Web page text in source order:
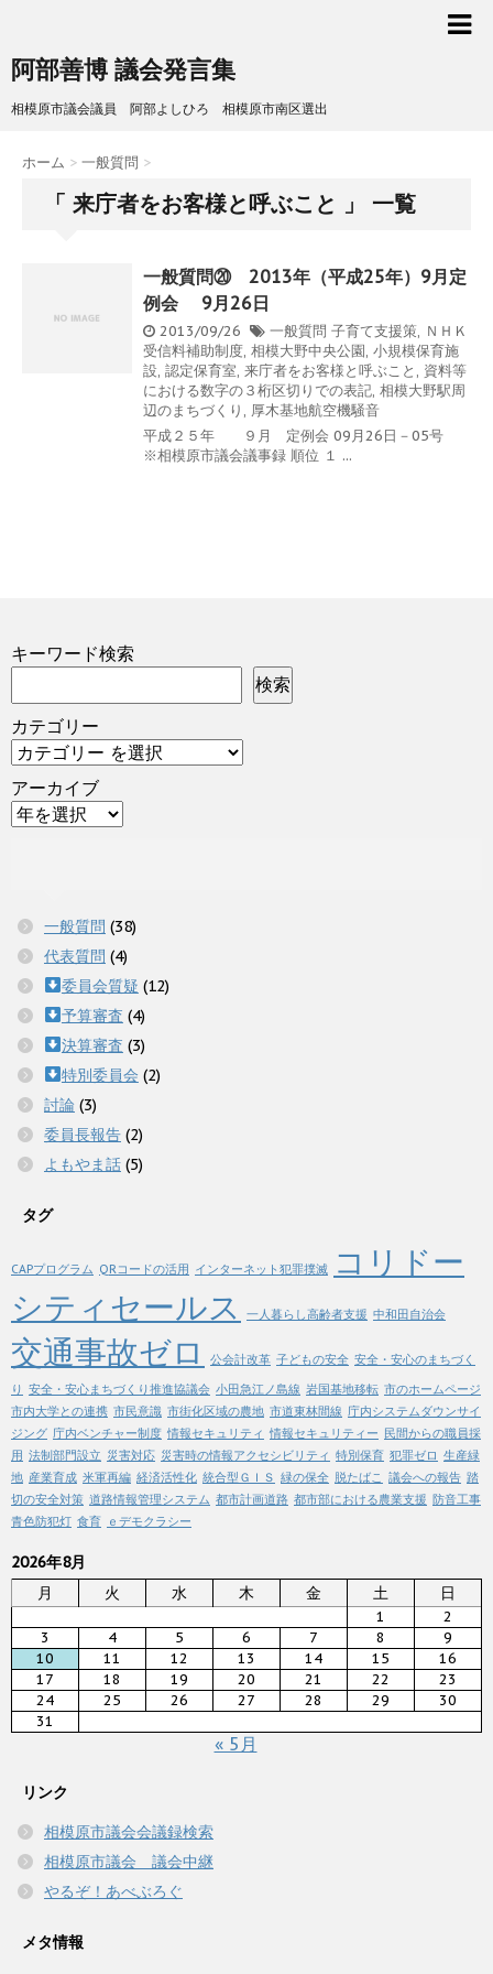
阿部善博 議会発言集
相模原市議会議員 阿部よしひろ 相模原市南区選出
ホーム > 一般質問 >
「 来庁者をお客様と呼ぶこと 」 一覧
一般質問⑳ 2013年（平成25年）9月定
例会 9月26日
2013/09/26 一般質問 子育て支援策, ＮＨＫ
受信料補助制度, 相模大野中央公園, 小規模保育施
設, 認定保育室, 来庁者をお客様と呼ぶこと , 資料等
における数字の３桁区切りでの表記, 相模大野駅周
辺のまちづくり , 厚木基地航空機騒音
平成２５年 ９月 定例会 09月26日－05号
※相模原市議会議事録 順位 １ ...
キーワード検索
検索
カテゴリー
アーカイブ
一般質問 (38)
代表質問 (4)
委員会質疑 (12)
予算審査 (4)
決算審査 (3)
特別委員会 (2)
討論 (3)
委員長報告 (2)
よもやま話 (5)
タグ
CAPプログラム QRコードの活用 インターネット犯罪撲滅
コリドー
シティセールス
一人暮らし高齢者支援 中和田自治会
交通事故ゼロ 公会計改革 子どもの安全 安全・安心のまちづく
り 安全・安心まちづくり推進協議会 小田急江ノ島線 岩国基地移転 市のホームページ
市内大学との連携 市民意識 市街化区域の農地 市道東林間線 庁内システムダウンサイ
ジング 庁内ベンチャー制度 情報セキュリティ 情報セキュリティー 民間からの職員採
用 法制部門設立 災害対応 災害時の情報アクセシビリティ 特別保育 犯罪ゼロ 生産緑
地 産業育成 米軍再編 経済活性化 統合型ＧＩＳ 緑の保全 脱たばこ 議会への報告 踏
切の安全対策 道路情報管理システム 都市計画道路 都市部における農業支援 防音工事
青色防犯灯 食育 ｅデモクラシー
2026年8月
月
火 水 木 金 土 日
1
2
3
4 5 6 7 8
9
10
11 12 13 14 15
16
17
18 19 20 21 22
23
24
25 26 27 28 29
30
31
« 5月
リンク
相模原市議会会議録検索
相模原市議会 議会中継
やるぞ！あべぶろぐ
メタ情報